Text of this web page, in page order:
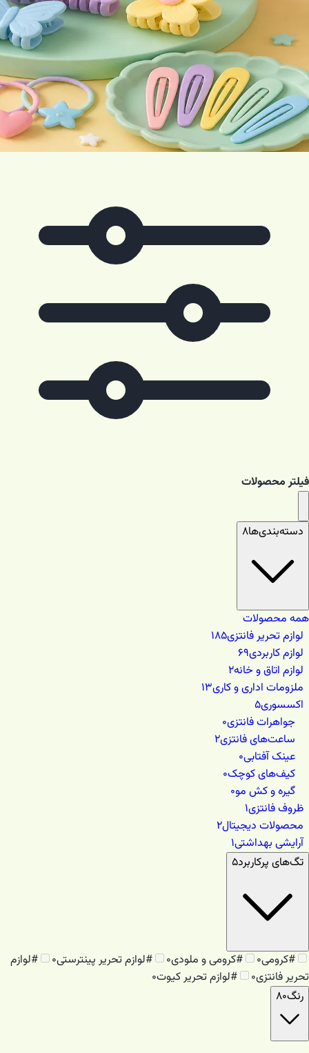
فیلتر محصولات
دسته‌بندی‌ها۸
همه محصولات
لوازم تحریر فانتزی۱۸۵
لوازم کاربردی۶۹
لوازم اتاق و خانه۲
ملزومات اداری و کاری۱۳
اکسسوری۵
جواهرات فانتزی۰
ساعت‌های فانتزی۲
عینک آفتابی۰
کیف‌های کوچک۰
گیره و کش مو۰
ظروف فانتزی۱
محصولات دیجیتال۲
آرایشی بهداشتی۱
تگ‌های پرکاربرد۵
#کرومی۰ #کرومی و ملودی۰ #لوازم تحریر پینترستی۰ #لوازم
تحریر فانتزی۰ #لوازم تحریر کیوت۰
رنگ۸۰